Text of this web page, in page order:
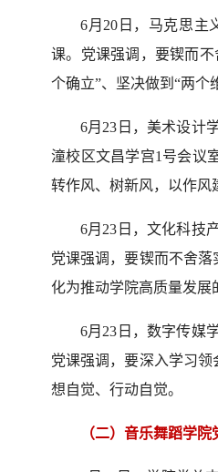
6月20日，马克思主
课。党课强调，要锲而
个确立”、坚决做到“两个
6月23日，美术设计
潼校区文昌学宫1号会议
转作风、树新风，以作风
6月23日，文化科技
党课强调，要锲而不舍
化为推动学院高质量发展
6月23日，数字传媒
党课强调，要深入学习
想自觉、行动自觉。
（二）音乐舞蹈学院